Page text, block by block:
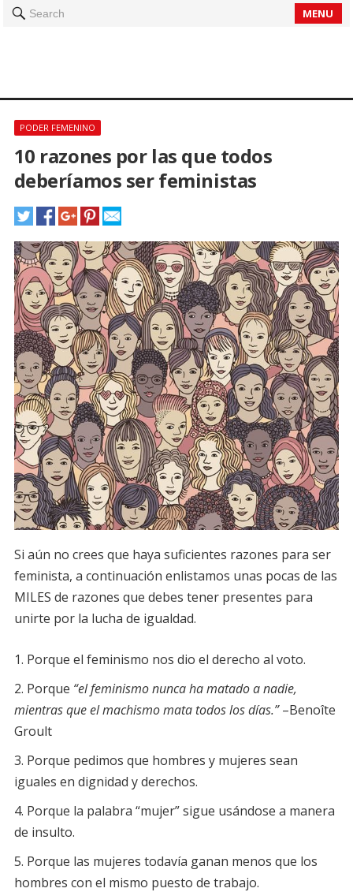
Search MENU
PODER FEMENINO
10 razones por las que todos
deberíamos ser feministas
Si aún no crees que haya suficientes razones para ser
feminista, a continuación enlistamos unas pocas de las
MILES de razones que debes tener presentes para
unirte por la lucha de igualdad.
Porque el feminismo nos dio el derecho al voto.
Porque “el feminismo nunca ha matado a nadie,
mientras que el machismo mata todos los días.”–Benoîte
Groult
Porque pedimos que hombres y mujeres sean
iguales en dignidad y derechos.
Porque la palabra “mujer” sigue usándose a manera
de insulto.
Porque las mujeres todavía ganan menos que los
hombres con el mismo puesto de trabajo.